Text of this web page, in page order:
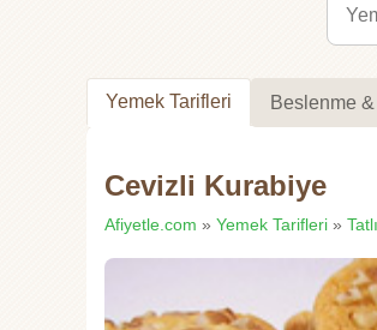
Yemek Tarifleri Beslenme
Cevizli Kurabiye
Afiyetle.com » Yemek Tarifleri »